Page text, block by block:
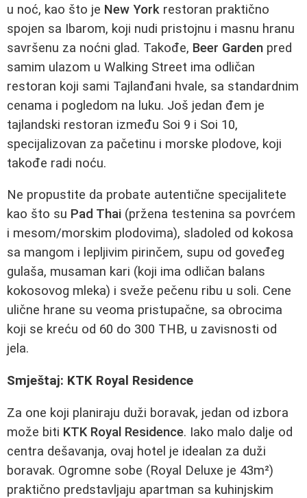
u noć, kao što je New York restoran praktično
spojen sa Ibarom, koji nudi pristojnu i masnu hranu
savršenu za noćni glad. Takođe, Beer Garden pred
samim ulazom u Walking Street ima odličan
restoran koji sami Tajlanđani hvale, sa standardnim
cenama i pogledom na luku. Još jedan đem je
tajlandski restoran između Soi 9 i Soi 10,
specijalizovan za pačetinu i morske plodove, koji
takođe radi noću.
Ne propustite da probate autentične specijalitete
kao što su Pad Thai (pržena testenina sa povrćem
i mesom/morskim plodovima), sladoled od kokosa
sa mangom i lepljivim pirinčem, supu od goveđeg
gulaša, musaman kari (koji ima odličan balans
kokosovog mleka) i sveže pečenu ribu u soli. Cene
ulične hrane su veoma pristupačne, sa obrocima
koji se kreću od 60 do 300 THB, u zavisnosti od
jela.
Smještaj: KTK Royal Residence
Za one koji planiraju duži boravak, jedan od izbora
može biti KTK Royal Residence. Iako malo dalje od
centra dešavanja, ovaj hotel je idealan za duži
boravak. Ogromne sobe (Royal Deluxe je 43m²)
praktično predstavljaju apartman sa kuhinjskim